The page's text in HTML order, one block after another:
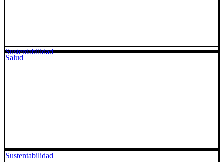
Salud
Sustentabilidad
Sustentabilidad